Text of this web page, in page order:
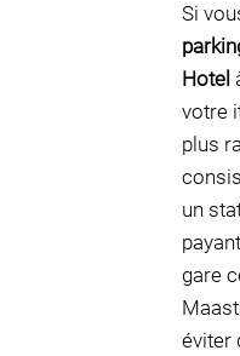
Si
Hotel
votre
plus
un
gare
éviter